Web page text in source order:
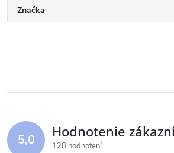
Značka
5,0 Hodnotenie
128 hodnotení